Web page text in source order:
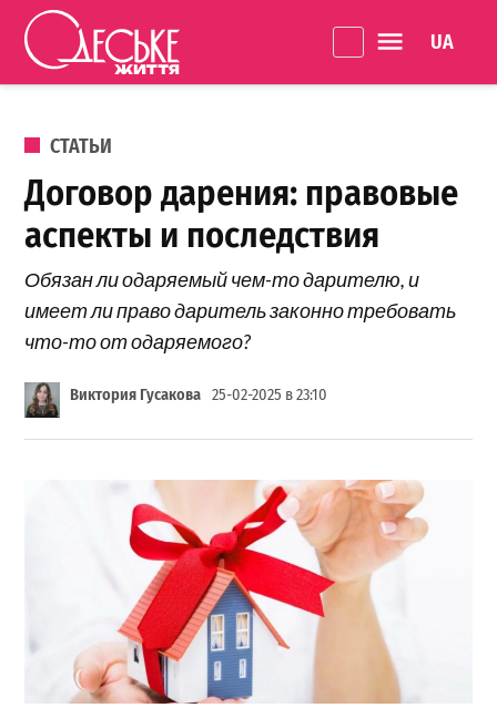
Перейти к содержанию
життя
ОПУБЛИКОВАНО В
СТАТЬИ
Договор дарения: правовые
аспекты и последствия
Обязан ли одаряемый чем-то дарителю, и
имеет ли право даритель законно требовать
что-то от одаряемого?
Виктория Гусакова 25-02-2025 в 23:10